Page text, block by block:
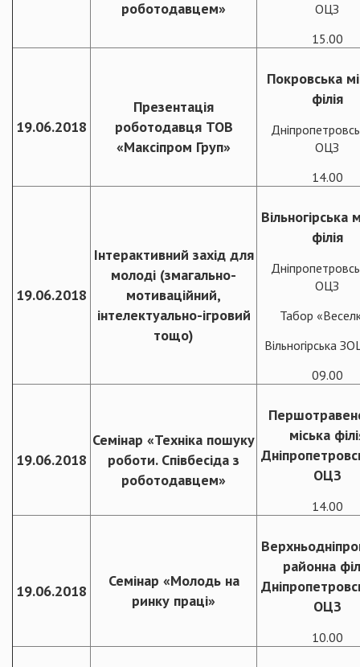
роботодавцем»
ОЦЗ
15.00
19.06.2018
Презентація
роботодавця ТОВ
«Максіпром Груп»
Покровська
філія
ОЦЗ
14.00
19.06.2018
Інтерактивний захід для
молоді (змагально-
мотиваційний,
інтелектуально-ігровий
тощо)
Вільногірська
філія
ОЦЗ
Табор
Вільногірська
09.00
19.06.2018
Семінар «Техніка пошуку
роботи. Співбесіда з
роботодавцем»
міська
ОЦЗ
14.00
19.06.2018
Семінар «Молодь на
ринку праці»
районна
ОЦЗ
10.00